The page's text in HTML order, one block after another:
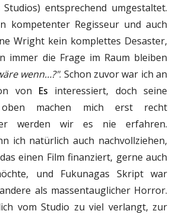
entsprechend umgestaltet.
kompetenter Regisseur und auch
Wright kein komplettes Desaster,
immer die Frage im Raum bleiben
wenn…?". Schon zuvor war ich an
von Es interessiert, doch seine
oben machen mich erst recht
werden wir es nie erfahren.
ich natürlich auch nachvollziehen,
einen Film finanziert, gerne auch
und Fukunagas Skript war
als massentauglicher Horror.
vom Studio zu viel verlangt, zur